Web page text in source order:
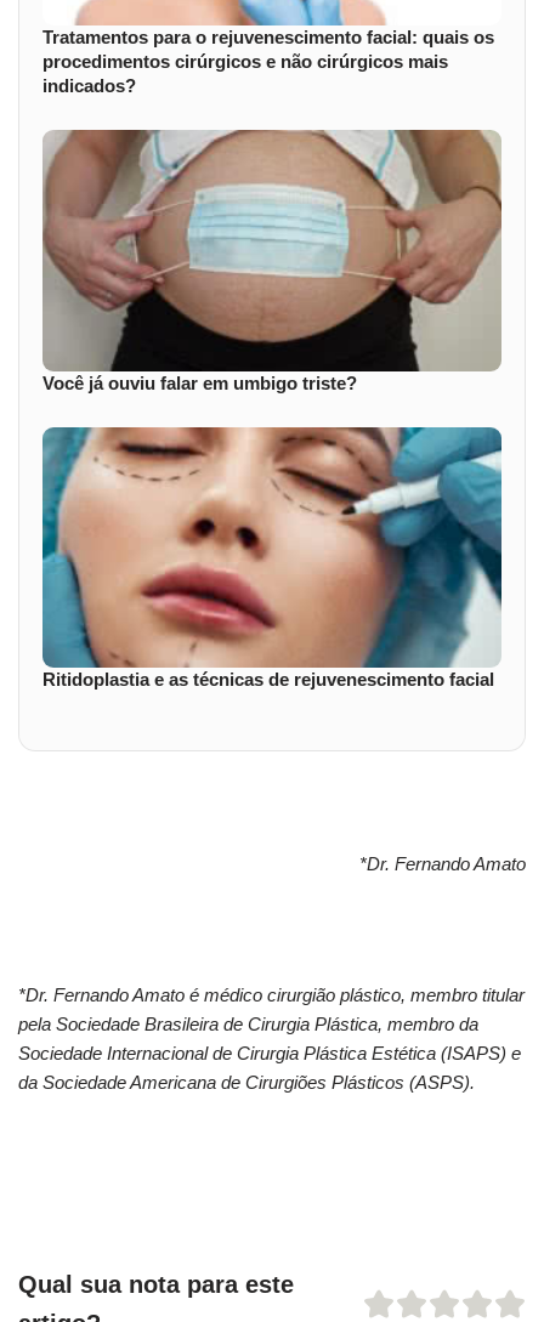
Tratamentos para o rejuvenescimento facial: quais os
procedimentos cirúrgicos e não cirúrgicos mais
indicados?
Você já ouviu falar em umbigo triste?
Ritidoplastia e as técnicas de rejuvenescimento facial
*Dr. Fernando Amato
*Dr. Fernando Amato é médico cirurgião plástico, membro titular
pela Sociedade Brasileira de Cirurgia Plástica, membro da
Sociedade Internacional de Cirurgia Plástica Estética (ISAPS) e
da Sociedade Americana de Cirurgiões Plásticos (ASPS).
Qual sua nota para este